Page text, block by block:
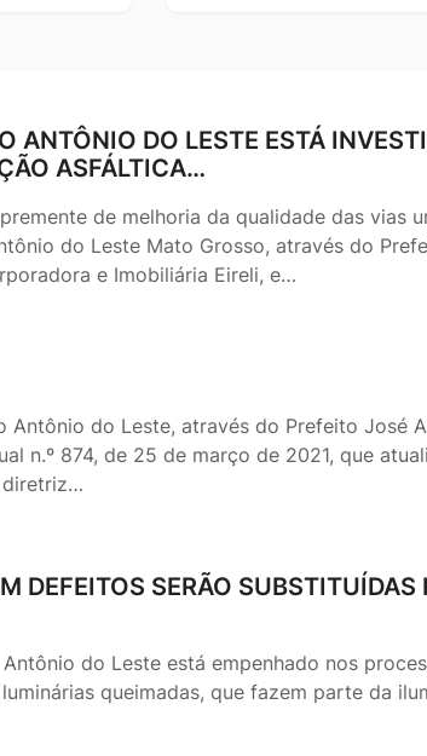
ANTÔNIO DO LESTE ESTÁ
ASFÁLTICA…
de melhoria da qualidade das vias
do Leste Mato Grosso, através do
e Imobiliária Eireli, e…
Antônio do Leste, através do Prefeito José
n.º 874, de 25 de março de 2021, que
diretriz…
DEFEITOS SERÃO SUBSTITUÍDAS
do Leste está empenhado nos
queimadas, que fazem parte da